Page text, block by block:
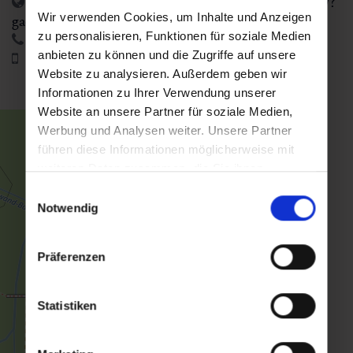
Wir verwenden Cookies, um Inhalte und Anzeigen
zu personalisieren, Funktionen für soziale Medien
anbieten zu können und die Zugriffe auf unsere
Website zu analysieren. Außerdem geben wir
Informationen zu Ihrer Verwendung unserer
Website an unsere Partner für soziale Medien,
Werbung und Analysen weiter. Unsere Partner
führen diese Informationen möglicherweise mit
weiteren Daten zusammen, die Sie ihnen
Nutzung der Dienste gesammelt haben.
Notwendig
Präferenzen
Statistiken
gad=1&gclid=CjwKCAjwkLCkBhA9EiwAka
+43 6434 3881
+43 699 104 586 57